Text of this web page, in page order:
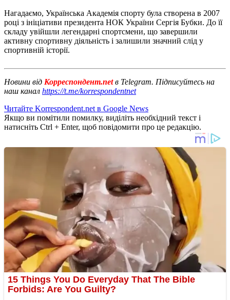
Нагадаємо, Українська Академія спорту була створена в 2007
році з ініціативи президента НОК України Сергія Бубки. До її
складу увійшли легендарні спортсмени, що завершили
активну спортивну діяльність і залишили значний слід у
спортивній історії.
Новини від Корреспондент.netв Telegram. Підписуйтесь на
наш канал https://t.me/korrespondentnet
Читайте Korrespondent.net в Google News
Якщо ви помітили помилку, виділіть необхідний текст і
натисніть Ctrl + Enter, щоб повідомити про це редакцію.